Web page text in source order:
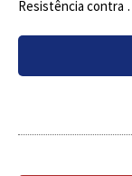
Resistência contra